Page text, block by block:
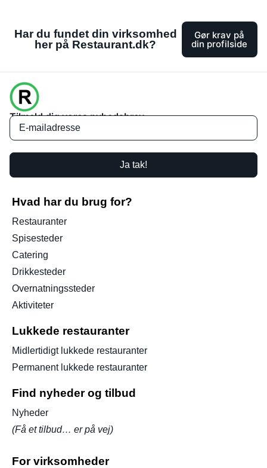
Har du fundet din virksomhed
her på Restaurant.dk?
Gør krav på
din profilside
Tilmeld dig vores nyhedsbrev
Ja tak!
Hvad har du brug for?
Restauranter
Spisesteder
Catering
Drikkesteder
Overnatningssteder
Aktiviteter
Lukkede restauranter
Midlertidigt lukkede restauranter
Permanent lukkede restauranter
Find nyheder og tilbud
Nyheder
(Få et tilbud… er på vej)
For virksomheder